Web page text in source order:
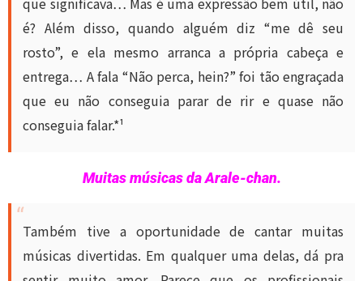
é? Além disso, quando alguém diz “me dê seu
rosto”, e ela mesmo arranca a própria cabeça e
entrega… A fala “Não perca, hein?” foi tão engraçada
que eu não conseguia parar de rir e quase não
conseguia falar.*¹
Muitas músicas da Arale-chan.
Também tive a oportunidade de cantar muitas
músicas divertidas. Em qualquer uma delas, dá pra